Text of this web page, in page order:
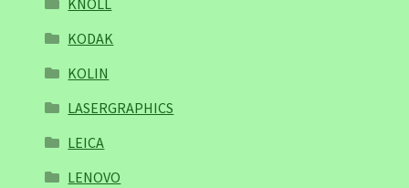
KNOLL
KODAK
KOLIN
LASERGRAPHICS
LEICA
LENOVO